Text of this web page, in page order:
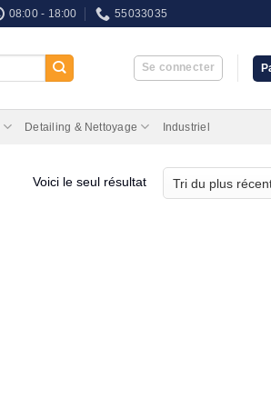
08:00 - 18:00 55033035
Se connecter
Detailing & Nettoyage Industriel
Voici le seul résultat